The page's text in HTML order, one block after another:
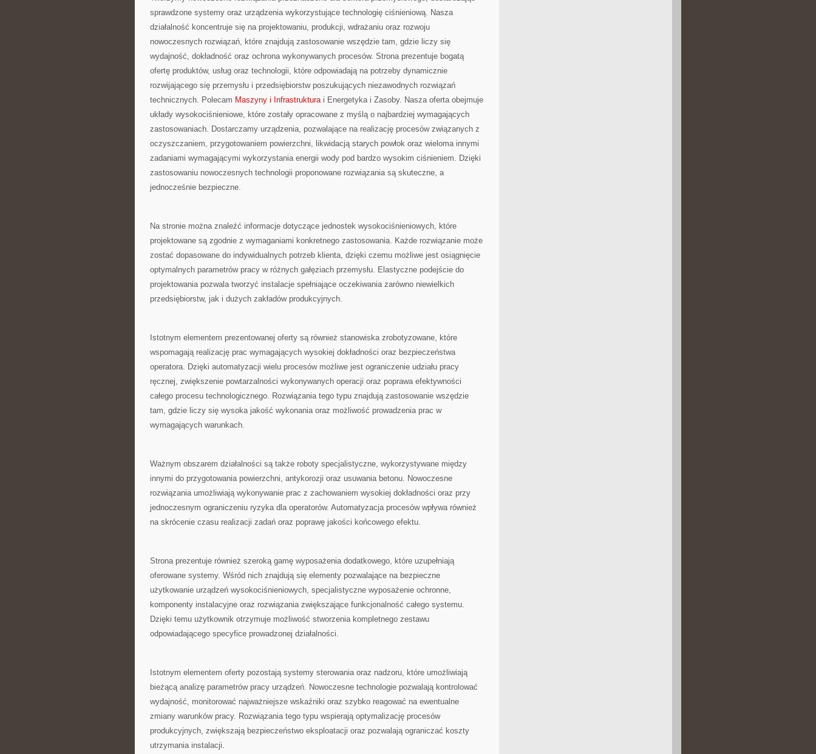
sprawdzone systemy oraz urządzenia wykorzystujące technologię ciśnieniową. Nasza
działalność koncentruje się na projektowaniu, produkcji, wdrażaniu oraz rozwoju
nowoczesnych rozwiązań, które znajdują zastosowanie wszędzie tam, gdzie liczy się
wydajność, dokładność oraz ochrona wykonywanych procesów. Strona prezentuje bogatą
ofertę produktów, usług oraz technologii, które odpowiadają na potrzeby dynamicznie
rozwijającego się przemysłu i przedsiębiorstw poszukujących niezawodnych rozwiązań
technicznych. Polecam Maszyny i Infrastrukturai Energetyka i Zasoby. Nasza oferta obejmuje
układy wysokociśnieniowe, które zostały opracowane z myślą o najbardziej wymagających
zastosowaniach. Dostarczamy urządzenia, pozwalające na realizację procesów związanych z
oczyszczaniem, przygotowaniem powierzchni, likwidacją starych powłok oraz wieloma innymi
zadaniami wymagającymi wykorzystania energii wody pod bardzo wysokim ciśnieniem. Dzięki
zastosowaniu nowoczesnych technologii proponowane rozwiązania są skuteczne, a
jednocześnie bezpieczne.
Na stronie można znaleźć informacje dotyczące jednostek wysokociśnieniowych, które
projektowane są zgodnie z wymaganiami konkretnego zastosowania. Każde rozwiązanie może
zostać dopasowane do indywidualnych potrzeb klienta, dzięki czemu możliwe jest osiągnięcie
optymalnych parametrów pracy w różnych gałęziach przemysłu. Elastyczne podejście do
projektowania pozwala tworzyć instalacje spełniające oczekiwania zarówno niewielkich
przedsiębiorstw, jak i dużych zakładów produkcyjnych.
Istotnym elementem prezentowanej oferty są również stanowiska zrobotyzowane, które
wspomagają realizację prac wymagających wysokiej dokładności oraz bezpieczeństwa
operatora. Dzięki automatyzacji wielu procesów możliwe jest ograniczenie udziału pracy
ręcznej, zwiększenie powtarzalności wykonywanych operacji oraz poprawa efektywności
całego procesu technologicznego. Rozwiązania tego typu znajdują zastosowanie wszędzie
tam, gdzie liczy się wysoka jakość wykonania oraz możliwość prowadzenia prac w
wymagających warunkach.
Ważnym obszarem działalności są także roboty specjalistyczne, wykorzystywane między
innymi do przygotowania powierzchni, antykorozji oraz usuwania betonu. Nowoczesne
rozwiązania umożliwiają wykonywanie prac z zachowaniem wysokiej dokładności oraz przy
jednoczesnym ograniczeniu ryzyka dla operatorów. Automatyzacja procesów wpływa również
na skrócenie czasu realizacji zadań oraz poprawę jakości końcowego efektu.
Strona prezentuje również szeroką gamę wyposażenia dodatkowego, które uzupełniają
oferowane systemy. Wśród nich znajdują się elementy pozwalające na bezpieczne
użytkowanie urządzeń wysokociśnieniowych, specjalistyczne wyposażenie ochronne,
komponenty instalacyjne oraz rozwiązania zwiększające funkcjonalność całego systemu.
Dzięki temu użytkownik otrzymuje możliwość stworzenia kompletnego zestawu
odpowiadającego specyfice prowadzonej działalności.
Istotnym elementem oferty pozostają systemy sterowania oraz nadzoru, które umożliwiają
bieżącą analizę parametrów pracy urządzeń. Nowoczesne technologie pozwalają kontrolować
wydajność, monitorować najważniejsze wskaźniki oraz szybko reagować na ewentualne
zmiany warunków pracy. Rozwiązania tego typu wspierają optymalizację procesów
produkcyjnych, zwiększają bezpieczeństwo eksploatacji oraz pozwalają ograniczać koszty
utrzymania instalacji.